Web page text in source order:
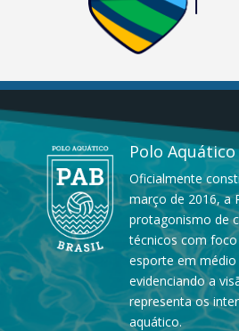
Polo
Oficialmente
março de 2016, a
protagonismo de
técnicos com
esporte em
evidenciando a
representa os
aquático.